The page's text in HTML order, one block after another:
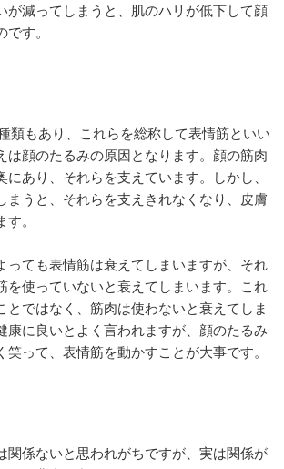
が減ってしまうと、肌のハリが低下して顔
す。
類もあり、これらを総称して表情筋といい
は顔のたるみの原因となります。顔の筋肉
にあり、それらを支えています。しかし、
まうと、それらを支えきれなくなり、皮膚
。
っても表情筋は衰えてしまいますが、それ
を使っていないと衰えてしまいます。これ
とではなく、筋肉は使わないと衰えてしま
康に良いとよく言われますが、顔のたるみ
笑って、表情筋を動かすことが大事です。
関係ないと思われがちですが、実は関係が